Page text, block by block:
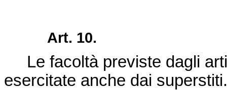
Art. 10.
Le facoltà previste dagli
esercitate anche dai superstiti.